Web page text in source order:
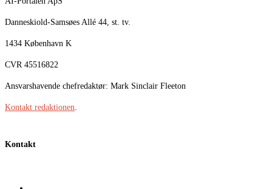
Danneskiold-Samsøes Allé 44, st. tv.
1434 København K
CVR 45516822
Ansvarshavende chefredaktør: Mark Sinclair Fleeton
Kontakt redaktionen
Kontakt